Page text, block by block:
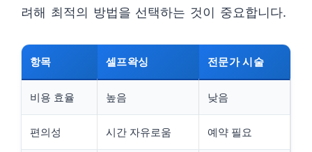
려해 최적의 방법을 선택하는 것이 중요합니다.
항목 셀프왁싱 전문가 시술
비용 효율 높음 낮음
편의성 시간 자유로움 예약 필요